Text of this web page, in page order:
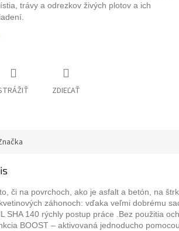
trávy a odrezkov živých plotov a ich
ZDIEĽAŤ
či na povrchoch, ako je asfalt a betón, na
záhonoch: vďaka veľmi dobrému
SHA 140 rýchly postup práce .Bez použitia
BOOST – aktivovaná jednoducho